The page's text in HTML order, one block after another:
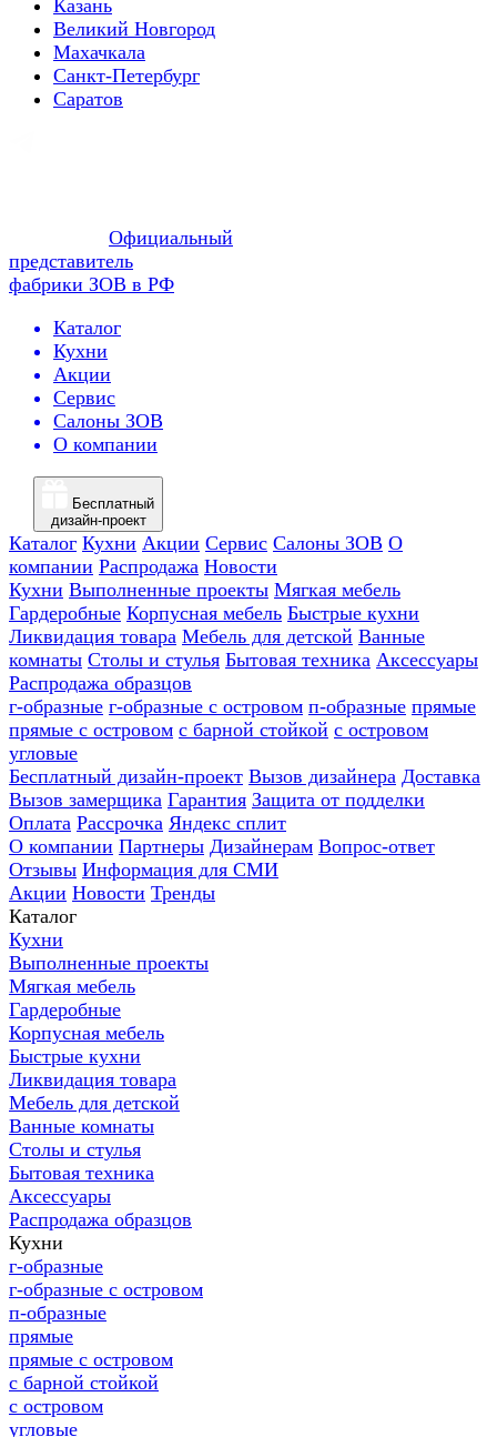
Казань
Великий Новгород
Махачкала
Санкт-Петербург
Саратов
Официальный
представитель
фабрики ЗОВ в РФ
Каталог
Кухни
Акции
Сервис
Салоны ЗОВ
О компании
Бесплатный
дизайн-проект
Каталог Кухни Акции Сервис Салоны ЗОВ О
компании Распродажа Новости
Кухни Выполненные проекты Мягкая мебель
Гардеробные Корпусная мебель Быстрые кухни
Ликвидация товара Мебель для детской Ванные
комнаты Столы и стулья Бытовая техника Аксессуары
Распродажа образцов
г-образные г-образные с островом п-образные прямые
прямые с островом с барной стойкой с островом
угловые
Бесплатный дизайн-проект Вызов дизайнера Доставка
Вызов замерщика Гарантия Защита от подделки
Оплата Рассрочка Яндекс сплит
О компании Партнеры Дизайнерам Вопрос-ответ
Отзывы Информация для СМИ
Акции Новости Тренды
Каталог
Кухни
Выполненные проекты
Мягкая мебель
Гардеробные
Корпусная мебель
Быстрые кухни
Ликвидация товара
Мебель для детской
Ванные комнаты
Столы и стулья
Бытовая техника
Аксессуары
Распродажа образцов
Кухни
г-образные
г-образные с островом
п-образные
прямые
прямые с островом
с барной стойкой
с островом
угловые